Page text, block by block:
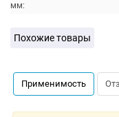
мм:
Похожие товары
Применимость